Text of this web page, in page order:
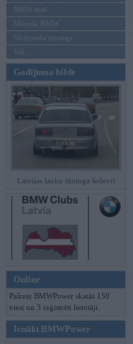
BMW testi
Mēneša BMW
Sērijveida tūnings
Vel...
Gadījuma bilde
Latvijas lauku tūninga šedevri
Online
Pašreiz BMWPower skatās 150
viesi un 3 reģistrēti lietotāji.
Ienākt BMWPower